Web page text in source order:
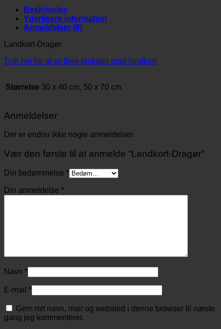
Beskrivelse
Yderligere information
Anmeldelser (0)
Landkort-Dragør
Tryk her for at se flere plakater med landkort
Størrelse 30 x 40 cm, 50 x 70 cm
Anmeldelser
Der er endnu ikke nogle anmeldelser.
Vær den første til at anmelde “Landkort-Dragør”
Din bedømmelse *
Din anmeldelse *
Navn *
E-mail *
Gem mit navn, mail og websted i denne browser til næste
gang jeg kommenterer.